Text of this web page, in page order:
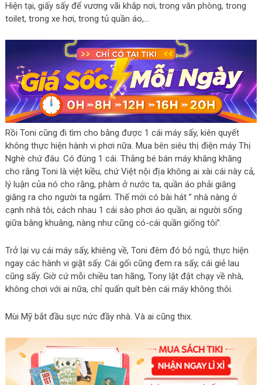
Hiện tại, giấy sấy để vương vãi khắp nơi, trong văn phòng, trong
toilet, trong xe hơi, trong tủ quần áo,…
Rồi Toni cũng đi tìm cho bằng được 1 cái máy sấy, kiên quyết
không thực hiện hành vi phơi nữa. Mua bên siêu thị điện máy Thị
Nghè chứ đâu. Có đúng 1 cái. Thằng bé bán máy khăng khăng
cho rằng Toni là việt kiều, chứ Việt nội địa không ai xài cái này cả,
lý luận của nó cho rằng, phàm ở nước ta, quần áo phải giăng
giăng ra cho người ta ngắm. Thế mới có bài hát ” nhà nàng ở
cạnh nhà tôi, cách nhau 1 cái sào phơi áo quần, ai người sống
giữa bâng khuâng, nàng như cũng có-cái quần giống tôi”.
Trở lại vụ cái máy sấy, khiêng về, Toni đêm đó bỏ ngủ, thực hiện
ngay các hành vi giặt sấy. Cái gối cũng đem ra sấy, cái giẻ lau
cũng sấy. Giờ cứ mỗi chiều tan hãng, Tony lật đật chạy về nhà,
không chơi với ai nữa, chỉ quấn quít bên cái máy không thôi.
Mùi Mỹ bắt đầu sực nức đầy nhà. Và ai cũng thix.